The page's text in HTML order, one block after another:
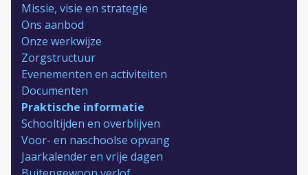
Missie, visie en strategie
Ons aanbod
Onze werkwijze
Zorgstructuur
Evenementen en activiteiten
Documenten
Praktische informatie
Schooltijden en overblijven
Voor- en naschoolse opvang
Jaarkalender en vrije dagen